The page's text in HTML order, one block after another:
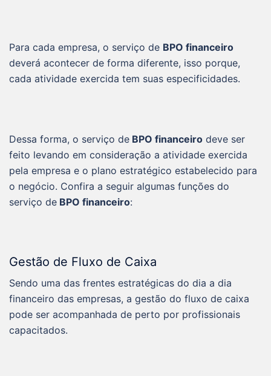
Para cada empresa, o serviço de BPO financeiro
deverá acontecer de forma diferente, isso porque,
cada atividade exercida tem suas especificidades.
Dessa forma, o serviço de BPO financeiro deve ser
feito levando em consideração a atividade exercida
pela empresa e o plano estratégico estabelecido para
o negócio. Confira a seguir algumas funções do
serviço de BPO financeiro:
Gestão de Fluxo de Caixa
Sendo uma das frentes estratégicas do dia a dia
financeiro das empresas, a gestão do fluxo de caixa
pode ser acompanhada de perto por profissionais
capacitados.